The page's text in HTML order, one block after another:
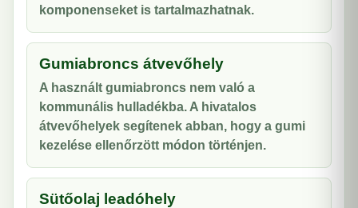
komponenseket is tartalmazhatnak.
Gumiabroncs átvevőhely
A használt gumiabroncs nem való a
kommunális hulladékba. A hivatalos
átvevőhelyek segítenek abban, hogy a gumi
kezelése ellenőrzött módon történjen.
Sütőolaj leadóhely